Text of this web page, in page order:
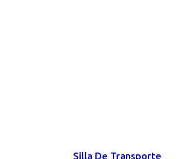
Silla De Transporte